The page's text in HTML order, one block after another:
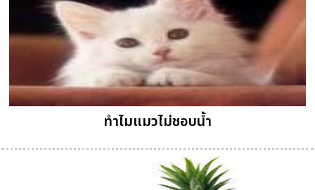
ทำไมแมวไม่ชอบน้ำ